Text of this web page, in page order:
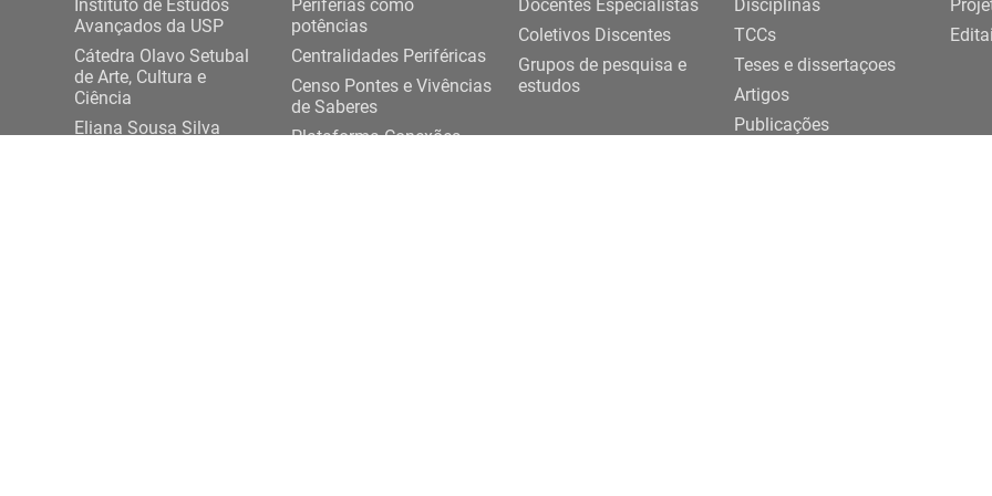
Instituto de Estudos
Avançados da USP
Cátedra Olavo Setubal
de Arte, Cultura e
Ciência
Eliana Sousa Silva
Periferias como
potências
Centralidades Periféricas
Censo Pontes e Vivências
de Saberes
Plataforma Conexões
Docentes Especialistas
Coletivos Discentes
Grupos de pesquisa e
estudos
Disciplinas
TCCs
Teses e dissertaçoes
Artigos
Publicações